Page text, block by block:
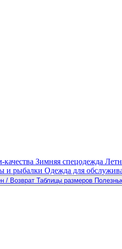
Зимняя спецодежда
и рыбалки Одежда для
/ Возврат Таблицы размеров